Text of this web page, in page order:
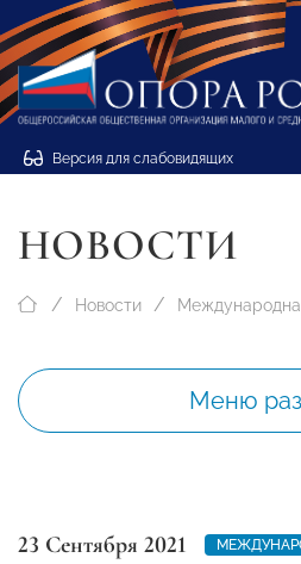
Версия для слабовидящих
НОВОСТИ
Новости
Меню
23 Сентября 2021